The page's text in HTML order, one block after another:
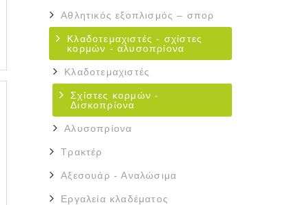
Αθλητικός εξοπλισμός – σπορ
Κλαδοτεμαχιστές - σχίστες
κορμών - αλυσοπρίονα
Κλαδοτεμαχιστές
Σχίστες κορμών -
Δισκοπρίονα
Αλυσοπρίονα
Τρακτέρ
Αξεσουάρ - Αναλώσιμα
Εργαλεία κλαδέματος